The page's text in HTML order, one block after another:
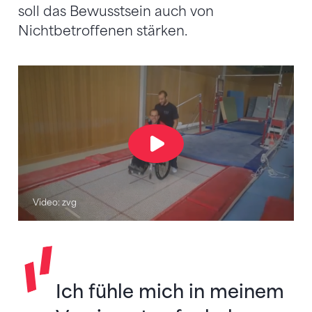
soll das Bewusstsein auch von
Nichtbetroffenen stärken.
Video: zvg
Ich fühle mich in meinem